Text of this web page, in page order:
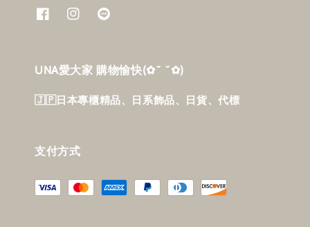
UNA愛大家 購物愉快‎(✿˘ ˘✿)
🇯🇵日本專櫃精品、日系飾品、日貨、代標
支付方式